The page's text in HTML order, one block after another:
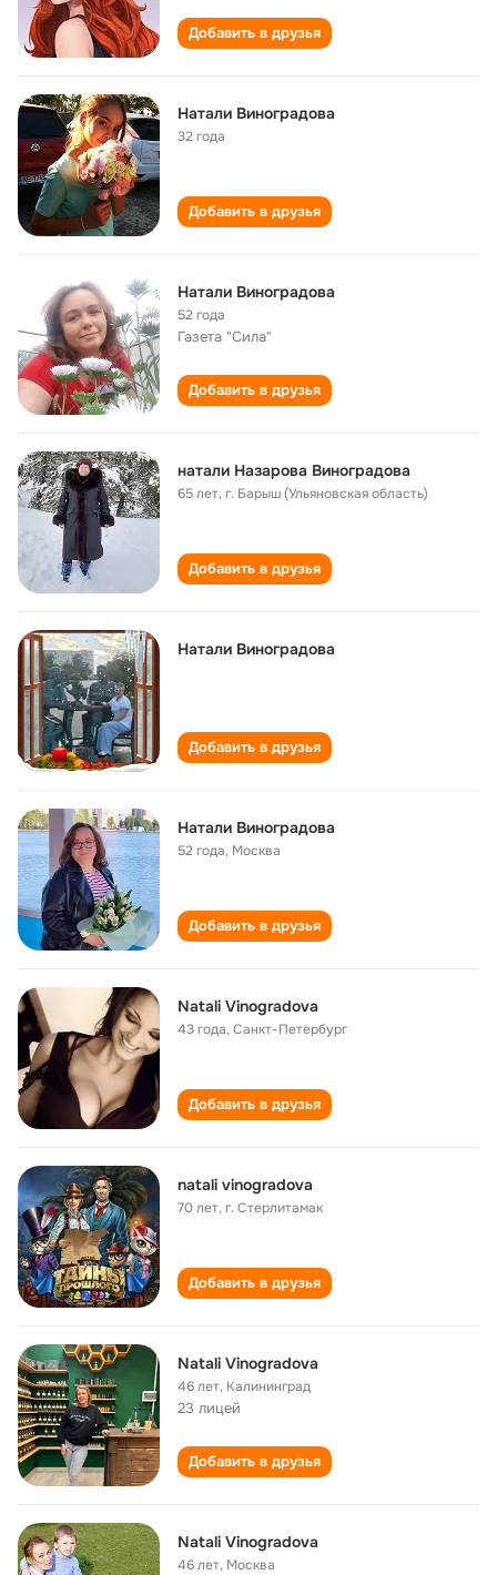
Добавить в друзья
Натали Виноградова
32 года
Добавить в друзья
Натали Виноградова
52 года
Газета "Сила"
Добавить в друзья
натали Назарова Виноградова
65 лет,г. Барыш (Ульяновская область)
Добавить в друзья
Натали Виноградова
Добавить в друзья
Натали Виноградова
52 года, Москва
Добавить в друзья
Natali Vinogradova
43 года,Санкт-Петербург
Добавить в друзья
natali vinogradova
70 лет,г. Стерлитамак
Добавить в друзья
Natali Vinogradova
46 лет, Калининград
23 лицей
Добавить в друзья
Natali Vinogradova
46 лет, Москва